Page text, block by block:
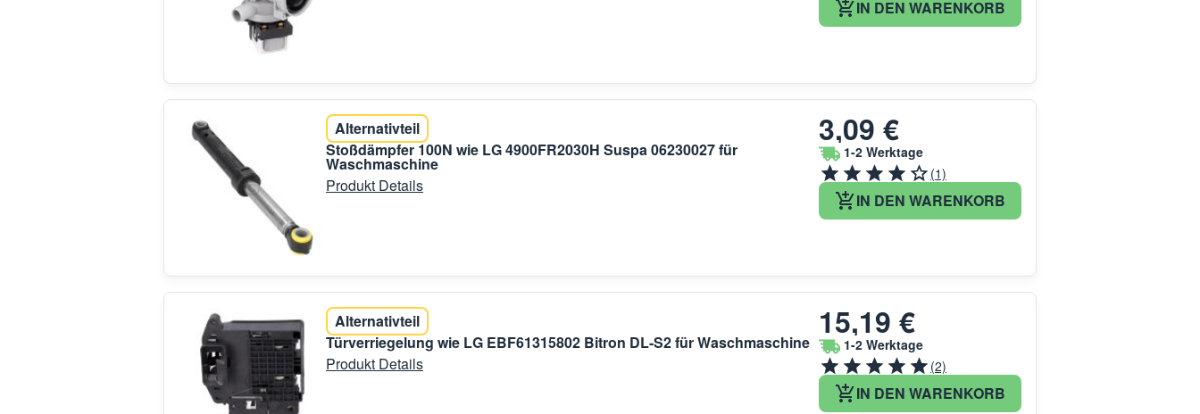
IN DEN WARENKORB
Alternativteil
Stoßdämpfer 100N wie LG 4900FR2030H Suspa 06230027 für
Waschmaschine
Produkt Details
3,09 €
1-2 Werktage
(1)
IN DEN WARENKORB
Alternativteil
Türverriegelung wie LG EBF61315802 Bitron DL-S2 für Waschmaschine
Produkt Details
15,19 €
1-2 Werktage
(2)
IN DEN WARENKORB